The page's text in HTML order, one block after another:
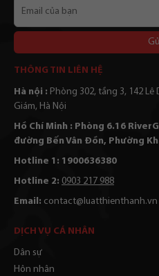
bạn
THÔNG TIN LIÊN HỆ
Hà nội : Phòng 302, tầng 3, 142 Lê
Giám, Hà Nội
Hồ Chí Minh : Phòng 6.16
đường Bến Vân Đồn, Phường
Hotline 1: 1900636380
Hotline 2: 0903 217 988
Email: contact@luatthienthanh.vn
DỊCH VỤ CÁ NHÂN
Dân sự
Hôn nhân